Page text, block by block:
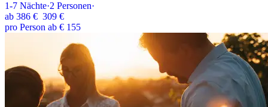
1-7 Nächte·2 Personen·
ab 386 € 309 €
pro Person ab € 155